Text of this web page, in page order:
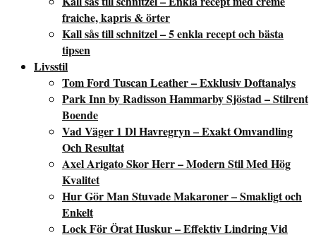
fraiche, kapris & örter
Kall sås till schnitzel – 5 enkla recept och bästa
tipsen
Livsstil
Tom Ford Tuscan Leather – Exklusiv Doftanalys
Park Inn by Radisson Hammarby Sjöstad – Stilrent
Boende
Vad Väger 1 Dl Havregryn – Exakt Omvandling
Och Resultat
Axel Arigato Skor Herr – Modern Stil Med Hög
Kvalitet
Hur Gör Man Stuvade Makaroner – Smakligt och
Enkelt
Lock För Örat Huskur – Effektiv Lindring Vid